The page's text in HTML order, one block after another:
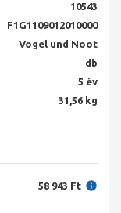
10543
F1G1109012010000
Vogel und Noot
db
5 év
31,56 kg
58 943 Ft